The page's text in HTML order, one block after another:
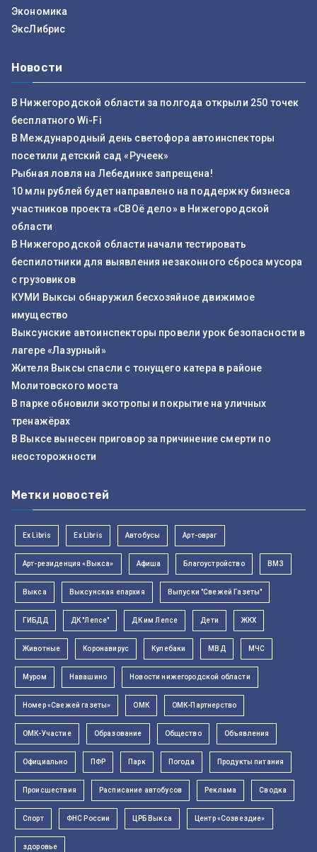
Экономика
ЭксЛибрис
Новости
В Нижегородской области за полгода открыли 250 точек
бесплатного Wi-Fi
В Международный день светофора автоинспекторы
посетили детский сад «Ручеек»
Рыбная ловля на Лебединке запрещена!
10 млн рублей будет направлено на поддержку бизнеса
участников проекта «СВОё дело» в Нижегородской
области
В Нижегородской области начали тестировать
беспилотники для выявления незаконного сброса мусора
с грузовиков
КУМИ Выксы обнаружил бесхозяйное движимое
имущество
Выксунские автоинспекторы провели урок безопасности в
лагере «Лазурный»
Жителя Выксы спасли с тонущего катера в районе
Молитовского моста
В парке обновили экотропы и покрытие на уличных
тренажёрах
В Выксе вынесен приговор за причинение смерти по
неосторожности
Метки новостей
Ex Libris Ex Libris Автобусы Арт-овраг
Арт-резиденция «Выкса» Афиша Благоустройство ВМЗ
Выкса Выксунская епархия Выпуски "Свежей Газеты"
ГИБДД ДК "Лепсе" ДК им Лепсе Дети ЖКХ
Животные Коронавирус Кулебаки МВД МЧС
Муром Навашино Новости нижегородской области
Номер «Свежей газеты» ОМК ОМК-Партнерство
ОМК-Участие Образование Общество Объявления
Официально ПФР Парк Погода Продукты питания
Происшествия Расписание автобусов Реклама Сводка
Спорт ФНС России ЦРБ Выкса Центр «Созвездие»
здоровье